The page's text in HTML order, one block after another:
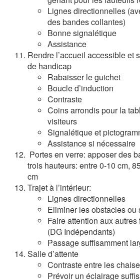
Lignes directionnelles
des bandes collantes)
Bonne signalétique
Assistance
Rendre l’accueil accessible et
de handicap
Rabaisser le guichet
Boucle d’induction
Contraste
Coins arrondis pour la
visiteurs
Signalétique et
Assistance si nécessaire
Portes en verre: apposer des
trois hauteurs: entre 0-10 cm,
cm
Trajet à l’intérieur:
Lignes directionnelles
Eliminer les obstacles ou
Faire attention aux
(DG Indépendants)
Passage suffisamment
Salle d’attente
Contraste entre les
Prévoir un éclairage